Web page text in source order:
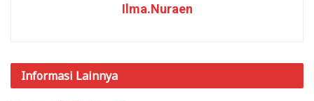
Ilma.Nuraen
Informasi Lainnya